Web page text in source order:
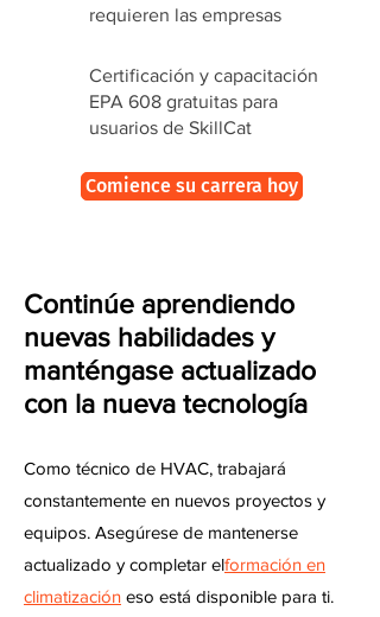
requieren las empresas
Certificación y capacitación
EPA 608 gratuitas para
usuarios de SkillCat
Comience su carrera hoy
Continúe aprendiendo
nuevas habilidades y
manténgase actualizado
con la nueva tecnología
Como técnico de HVAC, trabajará
constantemente en nuevos proyectos y
equipos. Asegúrese de mantenerse
actualizado y completar elformación en
climatización eso está disponible para ti.